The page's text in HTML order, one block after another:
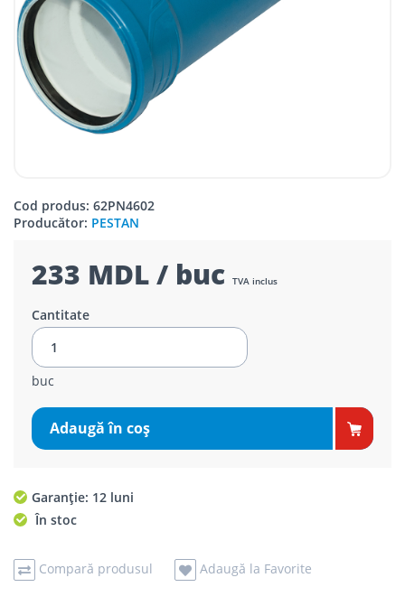
Cod produs: 62PN4602
Producător: PESTAN
233 MDL / buc TVA inclus
Cantitate
buc
Adaugă în coş
Garanție: 12 luni
În stoc
Compară produsul Adaugă la Favorite